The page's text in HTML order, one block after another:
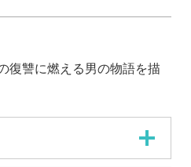
復讐に燃える男の物語を描